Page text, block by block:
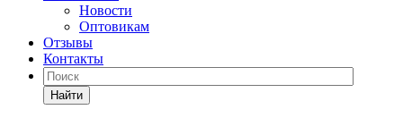
Новости
Оптовикам
Отзывы
Контакты
Найти